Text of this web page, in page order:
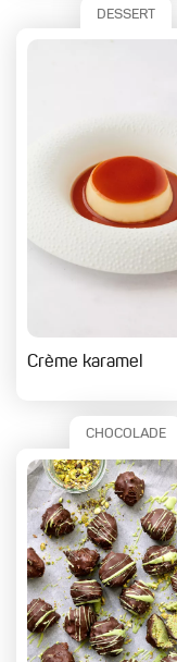
DESSERT
Crème karamel
CHOCOLADE